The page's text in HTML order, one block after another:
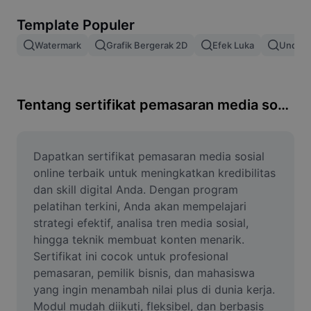
Gabung gambar
Ubah Ukuran Gambar
Pembuat Meme
AI Text Remover
AI People Remover
AI Inpainting
Face Cutout
Template Populer
Watermark Grafik Bergerak 2D Efek Luka Unduh
Tentang sertifikat pemasaran media sosial online terbaik
Dapatkan sertifikat pemasaran media sosial
online terbaik untuk meningkatkan kredibilitas
dan skill digital Anda. Dengan program
pelatihan terkini, Anda akan mempelajari
strategi efektif, analisa tren media sosial,
hingga teknik membuat konten menarik.
Sertifikat ini cocok untuk profesional
pemasaran, pemilik bisnis, dan mahasiswa
yang ingin menambah nilai plus di dunia kerja.
Modul mudah diikuti, fleksibel, dan berbasis